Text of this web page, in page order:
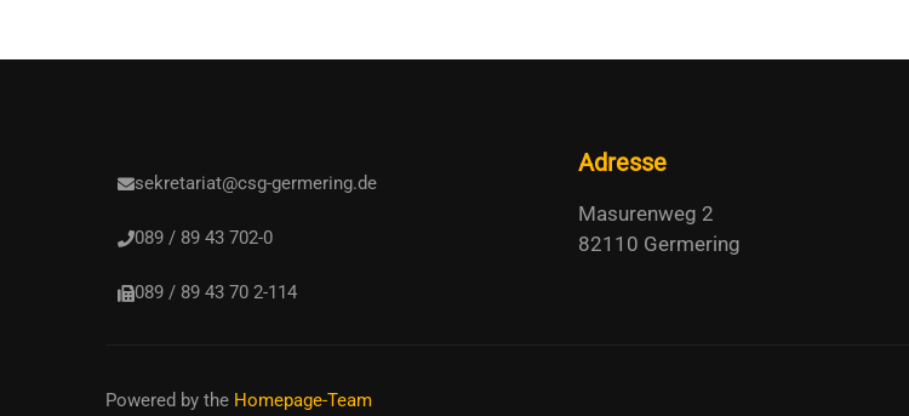
sekretariat@csg-germering.de
089 / 89 43 702-0
089 / 89 43 70 2-114
Adresse
Masurenweg 2
82110 Germering
Powered by the Homepage-Team